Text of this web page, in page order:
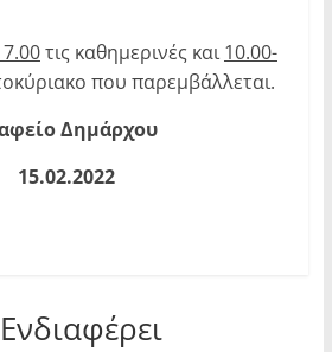
τις καθημερινές και 10.00-
που παρεμβάλλεται.
Δημάρχου
15.02.2022